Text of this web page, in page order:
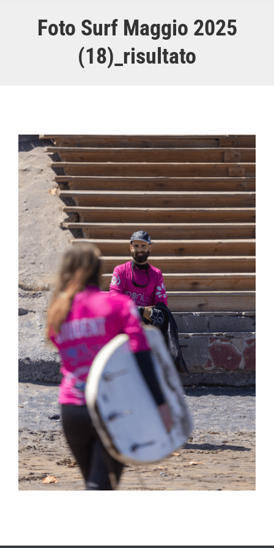
Foto Surf Maggio 2025
(18)_risultato